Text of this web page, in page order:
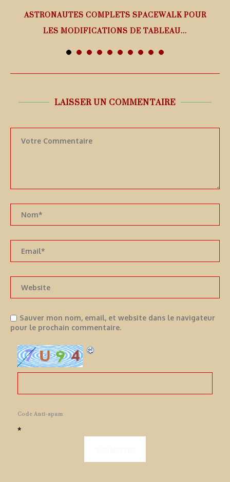
ASTRONAUTES COMPLETS SPACEWALK POUR
LES MODIFICATIONS DE TABLEAU...
LAISSER UN COMMENTAIRE
Sauver mon nom, email, et website dans le navigateur
pour le prochain commentaire.
Code Anti-spam
*